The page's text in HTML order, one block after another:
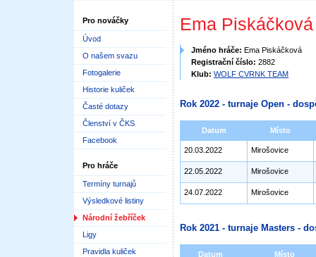
Pro nováčky
Úvod
O našem svazu
Fotogalerie
Historie kuliček
Časté dotazy
Členství v ČKS
Facebook
Pro hráče
Termíny turnajů
Výsledkové listiny
Národní žebříček
Ligy
Pravidla kuliček
Ema Piskáčková
Jméno hráče: Ema Piskáčková
Registrační číslo: 2882
Klub: WOLF CVRNK TEAM
Rok 2022 - turnaje Open -
Datum Místo
20.03.2022 Mirošovice
22.05.2022 Mirošovice
24.07.2022 Mirošovice
Rok 2021 - turnaje Masters -
Datum Místo